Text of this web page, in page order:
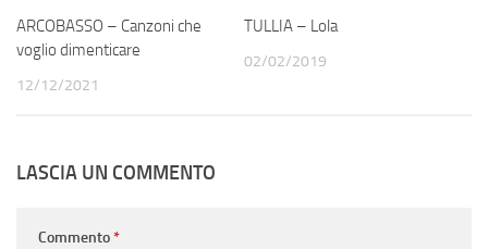
ARCOBASSO – Canzoni che
voglio dimenticare
12/12/2021
TULLIA – Lola
02/02/2019
LASCIA UN COMMENTO
Commento*